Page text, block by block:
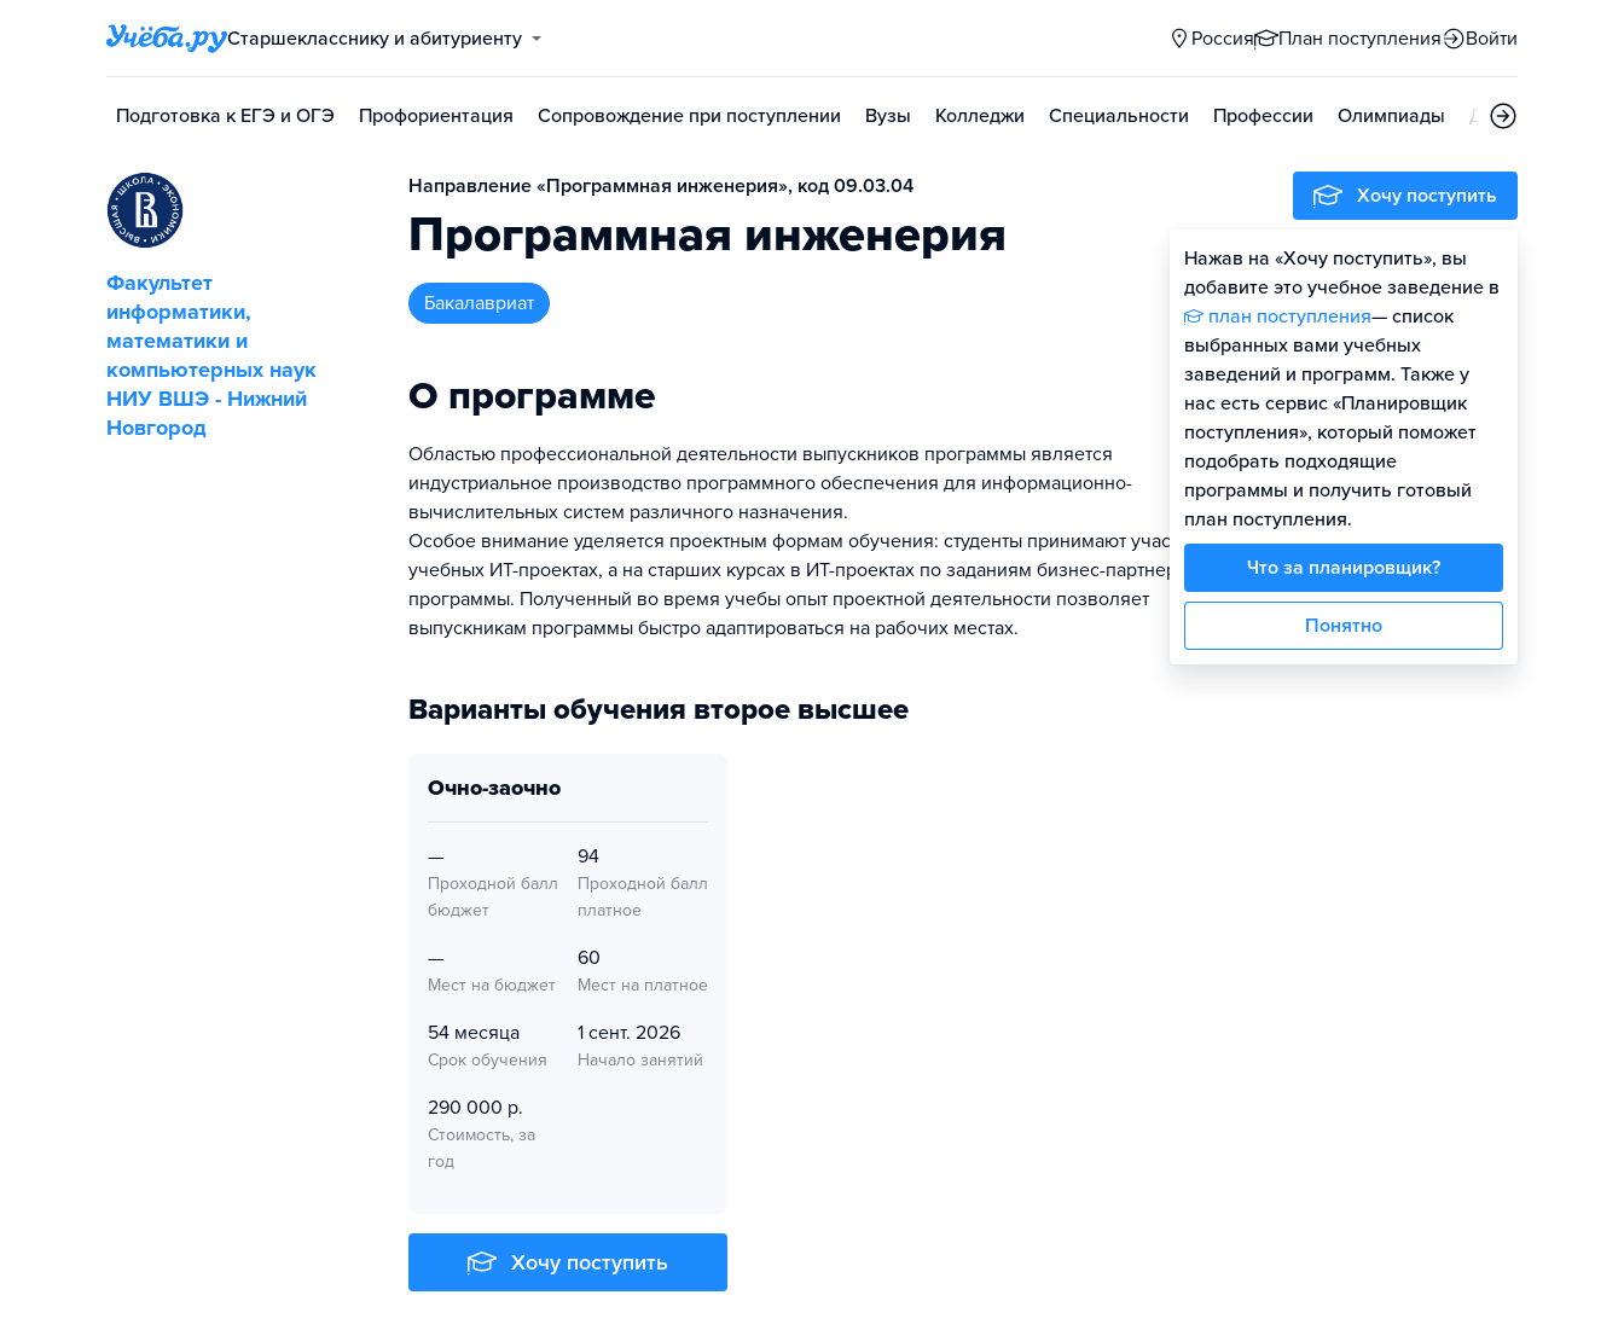
Старшекласснику и абитуриенту Россия План поступления Войти
Подготовка к ЕГЭ и ОГЭ Профориентация Сопровождение при поступлении Вузы Колледжи Специальности Профессии Олимпиады Дни открытых
Факультет
информатики,
математики и
компьютерных наук
НИУ ВШЭ - Нижний
Новгород
Направление «Программная инженерия», код 09.03.04
Программная инженерия
бакалавриат
О программе
Областью профессиональной деятельности выпускников программы является
индустриальное производство программного обеспечения для информационно-
вычислительных систем различного назначения.
Особое внимание уделяется проектным формам обучения: студенты принимают участие в
учебных ИТ-проектах, а на старших курсах в ИТ-проектах по заданиям бизнес-партнеров
программы. Полученный во время учебы опыт проектной деятельности позволяет
выпускникам программы быстро адаптироваться на рабочих местах.
Варианты обучения второе высшее
очно-заочно
—
Проходной балл
бюджет
94
Проходной балл
платное
—
Мест на бюджет
60
Мест на платное
54 месяца
Срок обучения
1 сент. 2026
Начало занятий
290 000 р.
Стоимость, за
год
Хочу поступить
Хочу поступить
Нажав на «Хочу поступить», вы
добавите это учебное заведение в
план поступления— список
выбранных вами учебных
заведений и программ. Также у
нас есть сервис «Планировщик
поступления», который поможет
подобрать подходящие
программы и получить готовый
план поступления.
Что за планировщик?
Понятно
Гайд по поступлению